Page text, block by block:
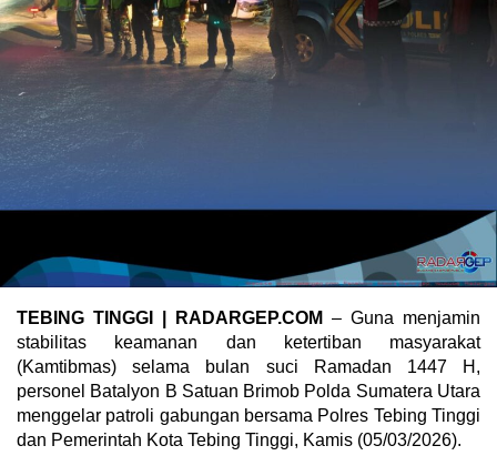
TEBING TINGGI | RADARGEP.COM – Guna menjamin
stabilitas keamanan dan ketertiban masyarakat
(Kamtibmas) selama bulan suci Ramadan 1447 H,
personel Batalyon B Satuan Brimob Polda Sumatera Utara
menggelar patroli gabungan bersama Polres Tebing Tinggi
dan Pemerintah Kota Tebing Tinggi, Kamis (05/03/2026).